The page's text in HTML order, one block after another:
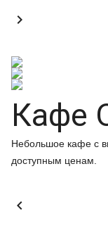

Кафе
Небольшое кафе с
доступным ценам.
